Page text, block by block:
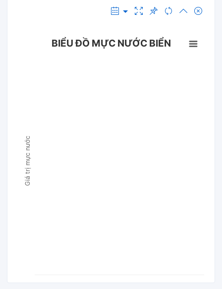
Giá trị mực nước
BIỂU ĐỒ MỰC NƯỚC BIỂN